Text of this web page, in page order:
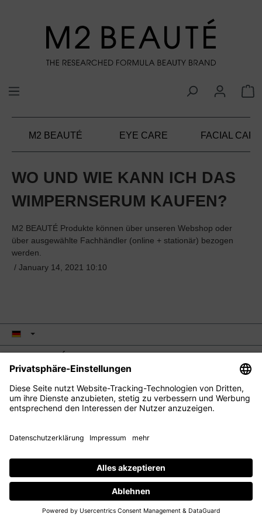
M2 BEAUTÉ EYE CARE FACIAL CARE
WO UND WIE KANN ICH DAS
WIMPERNSERUM KAUFEN?
M2 BEAUTÉ Produkte können über unseren Webshop oder
über ausgewählte Fachhändler (online + stationär) bezogen
werden.
/ January 14, 2021 10:10
EYE CARE
FACIAL CARE
HAIR CARE